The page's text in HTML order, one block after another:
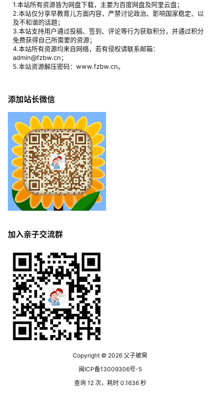
1.本站所有资源皆为网盘下载，主要为百度网盘及阿里云盘；
2.本站仅分享早教育儿方面内容，严禁讨论政治、影响国家稳定、以
及不和谐的话题；
3.本站支持用户通过投稿、签到、评论等行为获取积分，并通过积分
免费获得自己所需要的资源；
4.本站所有资源均来自网络，若有侵权请联系邮箱：
admin@fzbw.cn；
5.本站资源解压密码：www.fzbw.cn。
添加站长微信
加入亲子交流群
Copyright © 2026 父子被窝
闽ICP备13009306号-5
查询 12 次，耗时 0.1636 秒